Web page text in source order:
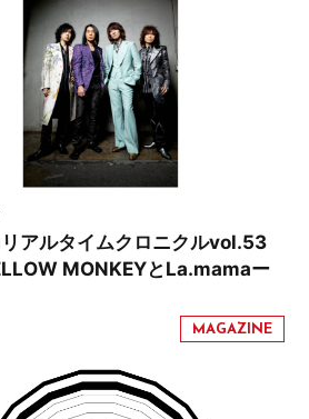
アルタイムクロニクルvol.53
MONKEYとLa.mamaー